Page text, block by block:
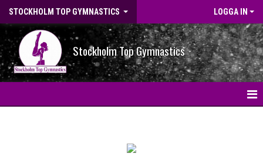
STOCKHOLM TOP GYMNASTICS LOGGA IN
Stockholm Top Gymnastics